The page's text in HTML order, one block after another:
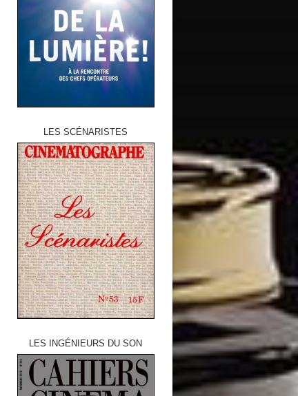
LES SCÉNARISTES
LES INGÉNIEURS DU SON